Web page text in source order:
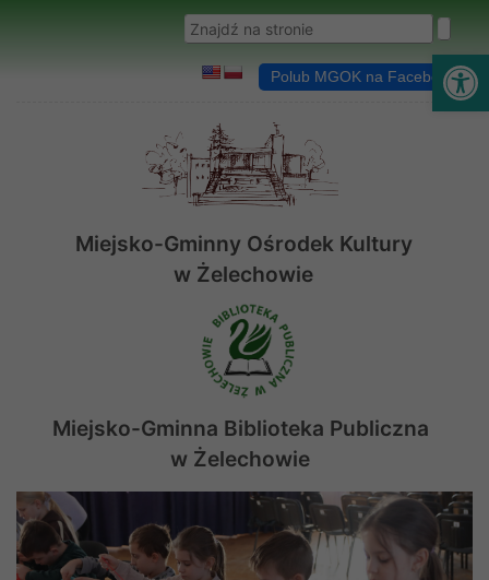
Wyszukaj w serwisie
Polub MGOK na Facebooku
Miejsko-Gminny Ośrodek Kultury
w Żelechowie
Miejsko-Gminna Biblioteka Publiczna
w Żelechowie